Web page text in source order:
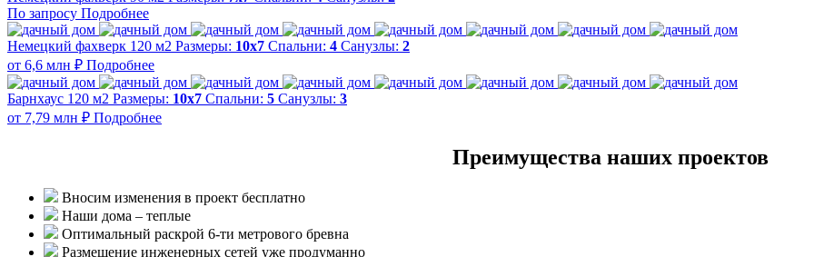
По запросу Подробнее
Немецкий фахверк 120 м2 Размеры: 10x7 Спальни: 4 Санузлы: 2
от 6,6 млн ₽ Подробнее
Барнхаус 120 м2 Размеры: 10x7 Спальни: 5 Санузлы: 3
от 7,79 млн ₽ Подробнее
Преимущества наших проектов
Вносим изменения в проект бесплатно
Наши дома – теплые
Оптимальный раскрой 6-ти метрового бревна
Размещение инженерных сетей уже продуманно